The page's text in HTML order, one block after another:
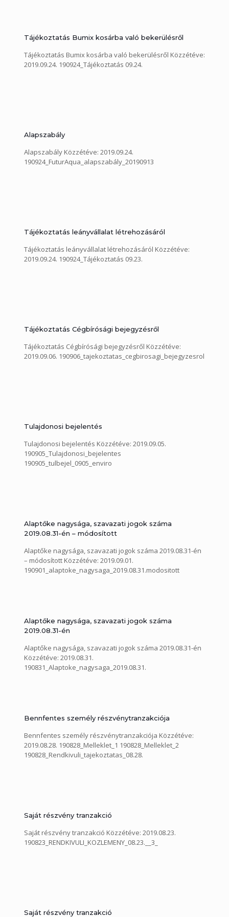
Tájékoztatás Bumix kosárba való bekerülésről
Tájékoztatás Bumix kosárba való bekerülésről Közzétéve:
2019.09.24. 190924_Tájékoztatás 09.24.
Alapszabály
Alapszabály Közzétéve: 2019.09.24.
190924_FuturAqua_alapszabály_20190913
Tájékoztatás leányvállalat létrehozásáról
Tájékoztatás leányvállalat létrehozásáról Közzétéve:
2019.09.24. 190924_Tájékoztatás 09.23.
Tájékoztatás Cégbírósági bejegyzésről
Tájékoztatás Cégbírósági bejegyzésről Közzétéve:
2019.09.06. 190906_tajekoztatas_cegbirosagi_bejegyzesrol
Tulajdonosi bejelentés
Tulajdonosi bejelentés Közzétéve: 2019.09.05.
190905_Tulajdonosi_bejelentes
190905_tulbejel_0905_enviro
Alaptőke nagysága, szavazati jogok száma
2019.08.31-én – módosított
Alaptőke nagysága, szavazati jogok száma 2019.08.31-én
– módosított Közzétéve: 2019.09.01.
190901_alaptoke_nagysaga_2019.08.31.modositott
Alaptőke nagysága, szavazati jogok száma
2019.08.31-én
Alaptőke nagysága, szavazati jogok száma 2019.08.31-én
Közzétéve: 2019.08.31.
190831_Alaptoke_nagysaga_2019.08.31.
Bennfentes személy részvénytranzakciója
Bennfentes személy részvénytranzakciója Közzétéve:
2019.08.28. 190828_Melleklet_1 190828_Melleklet_2
190828_Rendkivuli_tajekoztatas_08.28.
Saját részvény tranzakció
Saját részvény tranzakció Közzétéve: 2019.08.23.
190823_RENDKIVULI_KOZLEMENY_08.23.__3_
Saját részvény tranzakció